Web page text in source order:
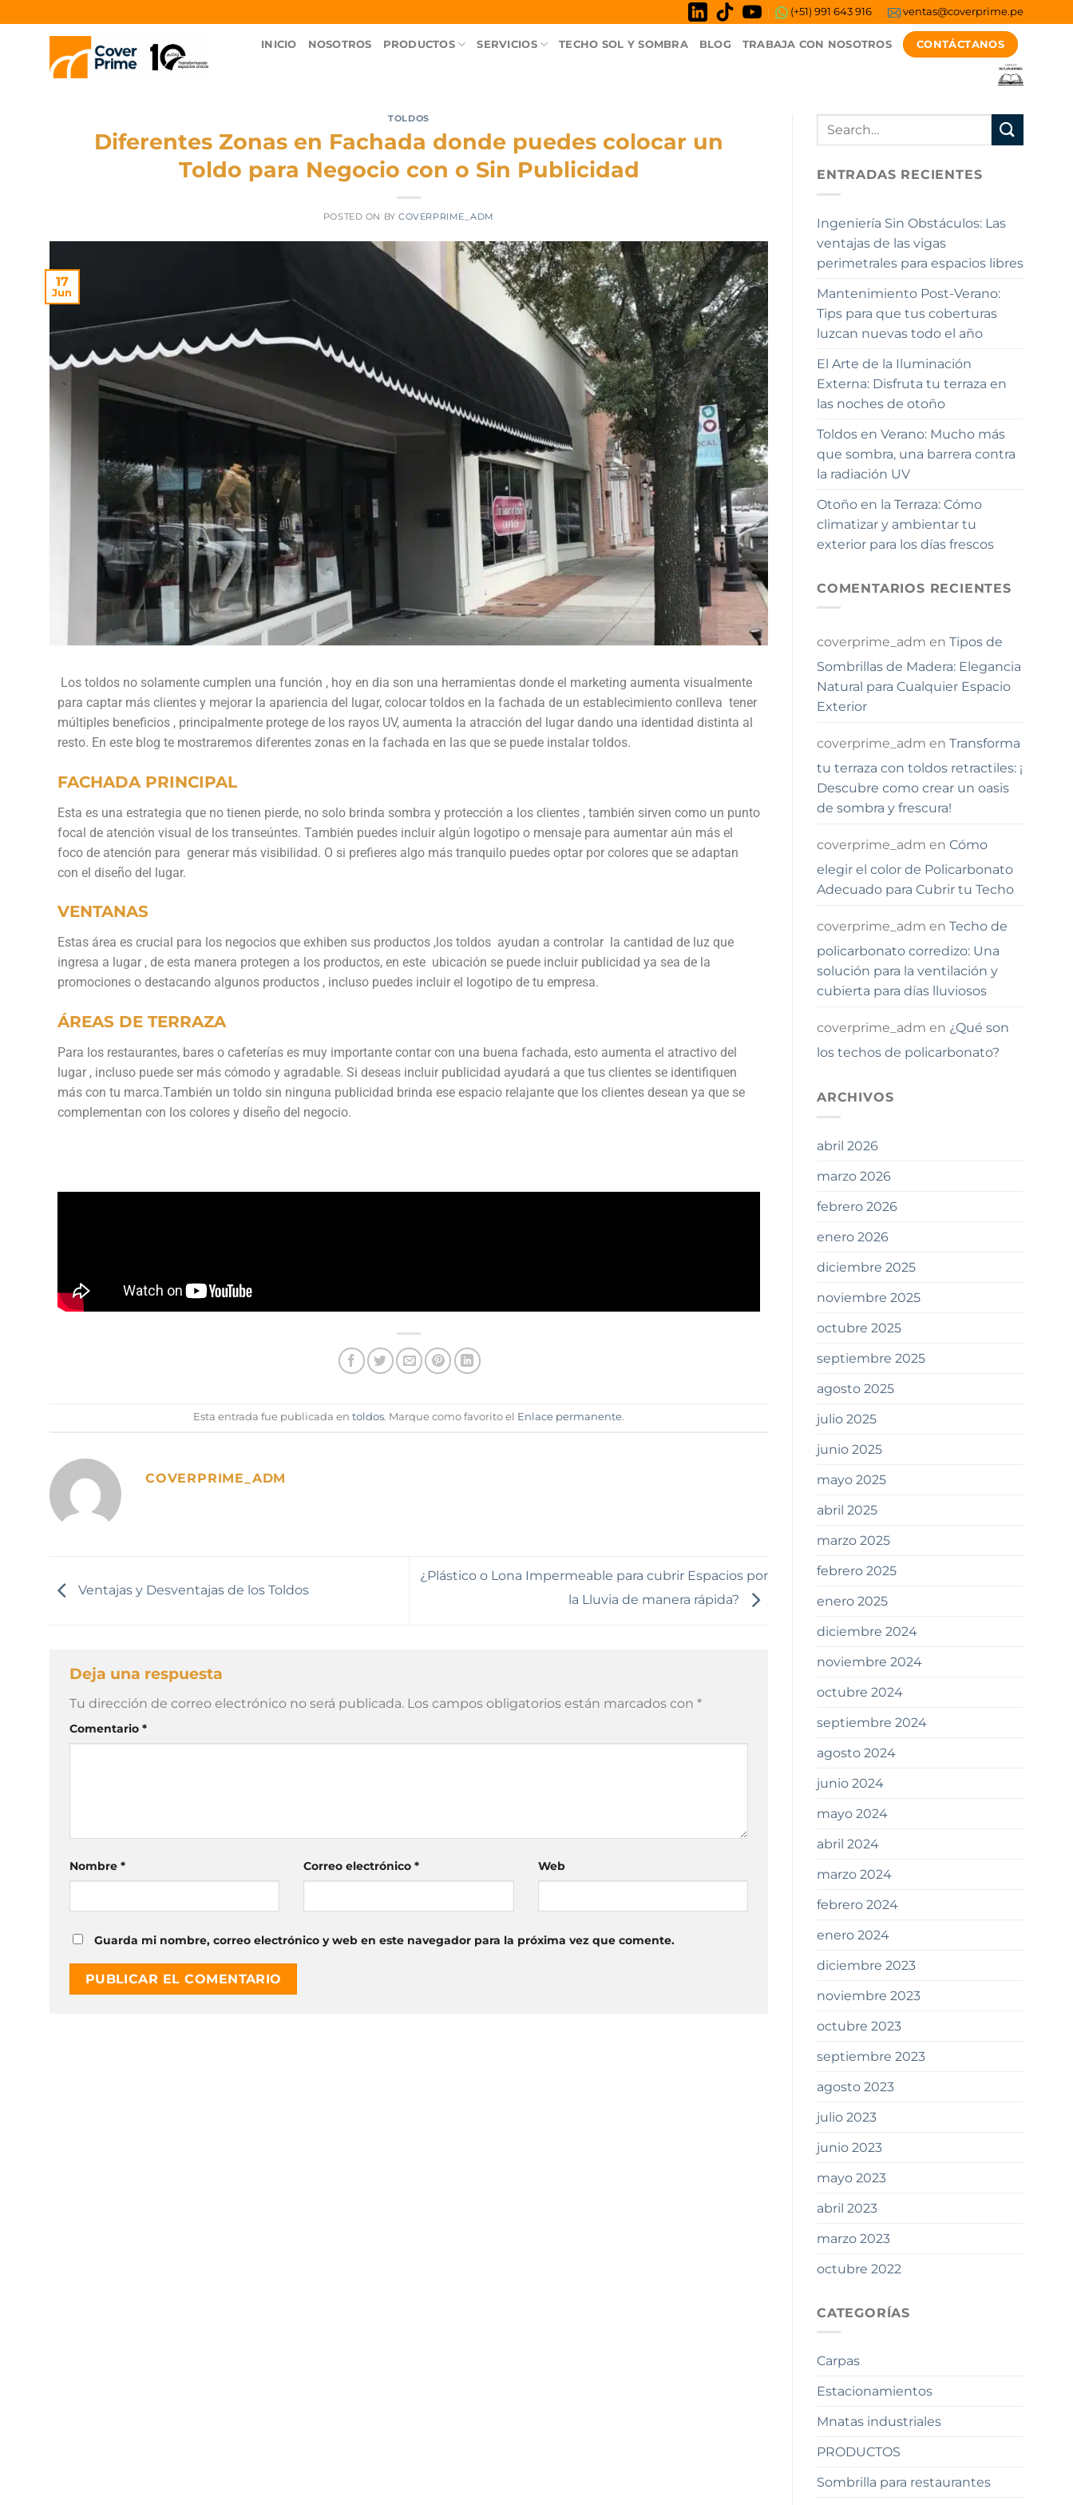
(+51) 991 643 916 ventas@coverprime.pe
INICIO NOSOTROS PRODUCTOS SERVICIOS TECHO SOL Y SOMBRA BLOG TRABAJA CON NOSOTROS CONTÁCTANOS
TOLDOS
Diferentes Zonas en Fachada donde puedes colocar un
Toldo para Negocio con o Sin Publicidad
POSTED ON BYCOVERPRIME_ADM
17
Jun
Los toldos no solamente cumplen una función , hoy en dia son una herramientas donde el marketing aumenta visualmente
para captar más clientes y mejorar la apariencia del lugar, colocar toldos en la fachada de un establecimiento conlleva tener
múltiples beneficios , principalmente protege de los rayos UV, aumenta la atracción del lugar dando una identidad distinta al
resto. En este blog te mostraremos diferentes zonas en la fachada en las que se puede instalar toldos.
FACHADA PRINCIPAL
Esta es una estrategia que no tienen pierde, no solo brinda sombra y protección a los clientes , también sirven como un punto
focal de atención visual de los transeúntes. También puedes incluir algún logotipo o mensaje para aumentar aún más el
foco de atención para generar más visibilidad. O si prefieres algo más tranquilo puedes optar por colores que se adaptan
con el diseño del lugar.
VENTANAS
Estas área es crucial para los negocios que exhiben sus productos ,los toldos ayudan a controlar la cantidad de luz que
ingresa a lugar , de esta manera protegen a los productos, en este ubicación se puede incluir publicidad ya sea de la
promociones o destacando algunos productos , incluso puedes incluir el logotipo de tu empresa.
ÁREAS DE TERRAZA
Para los restaurantes, bares o cafeterías es muy importante contar con una buena fachada, esto aumenta el atractivo del
lugar , incluso puede ser más cómodo y agradable. Si deseas incluir publicidad ayudará a que tus clientes se identifiquen
más con tu marca.También un toldo sin ninguna publicidad brinda ese espacio relajante que los clientes desean ya que se
complementan con los colores y diseño del negocio.
Esta entrada fue publicada en toldos. Marque como favorito el Enlace permanente.
COVERPRIME_ADM
Ventajas y Desventajas de los Toldos
¿Plástico o Lona Impermeable para cubrir Espacios por
la Lluvia de manera rápida?
Deja una respuesta
Tu dirección de correo electrónico no será publicada. Los campos obligatorios están marcados con *
Comentario *
Nombre * Correo electrónico* Web
Guarda mi nombre, correo electrónico y web en este navegador para la próxima vez que comente.
Alternative:
ENTRADAS RECIENTES
Ingeniería Sin Obstáculos: Las
ventajas de las vigas
perimetrales para espacios libres
Mantenimiento Post-Verano:
Tips para que tus coberturas
luzcan nuevas todo el año
El Arte de la Iluminación
Externa: Disfruta tu terraza en
las noches de otoño
Toldos en Verano: Mucho más
que sombra, una barrera contra
la radiación UV
Otoño en la Terraza: Cómo
climatizar y ambientar tu
exterior para los días frescos
COMENTARIOS RECIENTES
coverprime_adm en Tipos de
Sombrillas de Madera: Elegancia
Natural para Cualquier Espacio
Exterior
coverprime_adm en Transforma
tu terraza con toldos retractiles: ¡
Descubre como crear un oasis
de sombra y frescura!
coverprime_adm en Cómo
elegir el color de Policarbonato
Adecuado para Cubrir tu Techo
coverprime_adm en Techo de
policarbonato corredizo: Una
solución para la ventilación y
cubierta para días lluviosos
coverprime_adm en ¿Qué son
los techos de policarbonato?
ARCHIVOS
abril 2026
marzo 2026
febrero 2026
enero 2026
diciembre 2025
noviembre 2025
octubre 2025
septiembre 2025
agosto 2025
julio 2025
junio 2025
mayo 2025
abril 2025
marzo 2025
febrero 2025
enero 2025
diciembre 2024
noviembre 2024
octubre 2024
septiembre 2024
agosto 2024
junio 2024
mayo 2024
abril 2024
marzo 2024
febrero 2024
enero 2024
diciembre 2023
noviembre 2023
octubre 2023
septiembre 2023
agosto 2023
julio 2023
junio 2023
mayo 2023
abril 2023
marzo 2023
octubre 2022
CATEGORÍAS
Carpas
Estacionamientos
Mnatas industriales
PRODUCTOS
Sombrilla para restaurantes